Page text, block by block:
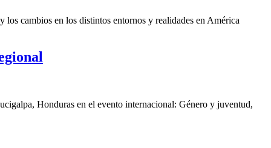
cambios en los distintos entornos y realidades en América
Honduras en el evento internacional: Género y juventud,